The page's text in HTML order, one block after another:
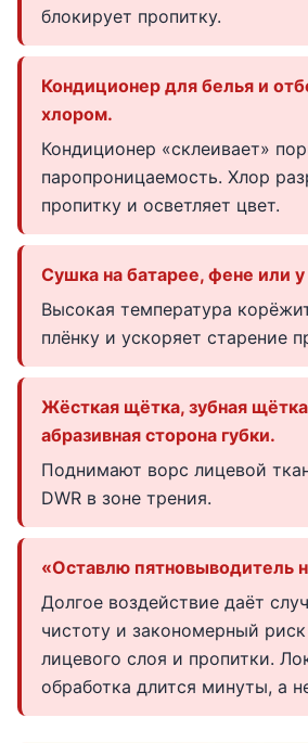
блокирует пропитку.
Кондиционер для белья и
хлором.
Кондиционер «склеивает»
паропроницаемость. Хлор
пропитку и осветляет цвет.
Сушка на батарее, фене или
Высокая температура
плёнку и ускоряет старение
Жёсткая щётка, зубная
абразивная сторона губки.
Поднимают ворс лицевой
DWR в зоне трения.
«Оставлю пятновыводитель
Долгое воздействие даёт
чистоту и закономерный
лицевого слоя и пропитки.
обработка длится минуты, а